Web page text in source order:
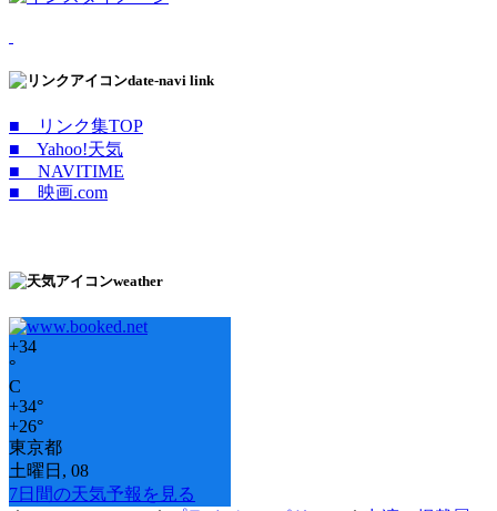
date-navi link
■ リンク集TOP
■ Yahoo!天気
■ NAVITIME
■ 映画.com
weather
+34
°
C
+34°
+26°
東京都
土曜日, 08
7日間の天気予報を見る